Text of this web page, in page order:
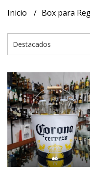
Inicio Box para